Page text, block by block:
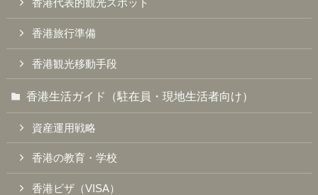
香港代表的観光スポット
香港旅行準備
香港観光移動手段
香港生活ガイド（駐在員・現地生活者向け）
資産運用戦略
香港の教育・学校
香港ビザ（VISA）